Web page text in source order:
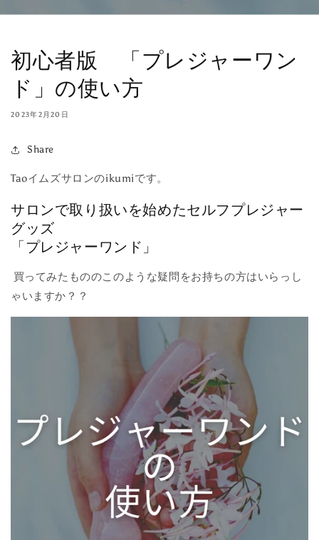
初心者版 「プレジャーワン
ド」の使い方
2023年2月20日
Share
Taoイムズサロンのikumiです。
サロンで取り扱いを始めたセルフプレジャー
グッズ
「プレジャーワンド」
買ってみたもののこのような疑問をお持ちの方はいらっし
ゃいますか？？